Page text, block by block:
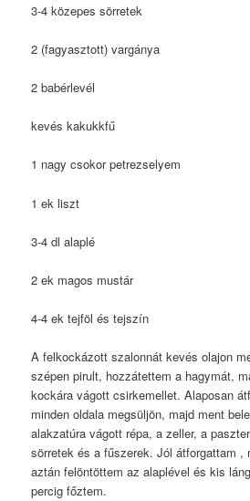
3-4 közepes sörretek
2 (fagyasztott) vargánya
2 babérlevél
kevés kakukkfű
1 nagy csokor petrezselyem
1 ek liszt
3-4 dl alaplé
2 ek magos mustár
4-4 ek tejföl és tejszín
A felkockázott szalonnát kevés olajon
szépen pirult, hozzátettem a hagymát,
kockára vágott csirkemellet. Alaposan
minden oldala megsüljön, majd ment
alakzatúra vágott répa, a zeller, a
sörretek és a fűszerek. Jól átforgattam ,
aztán felöntöttem az alaplével és kis
percig főztem.